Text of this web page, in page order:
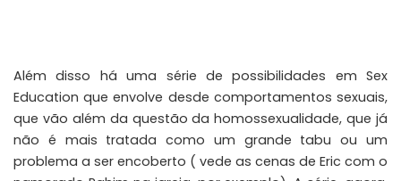
Além disso há uma série de possibilidades em Sex
Education que envolve desde comportamentos sexuais,
que vão além da questão da homossexualidade, que já
não é mais tratada como um grande tabu ou um
problema a ser encoberto ( vede as cenas de Eric com o